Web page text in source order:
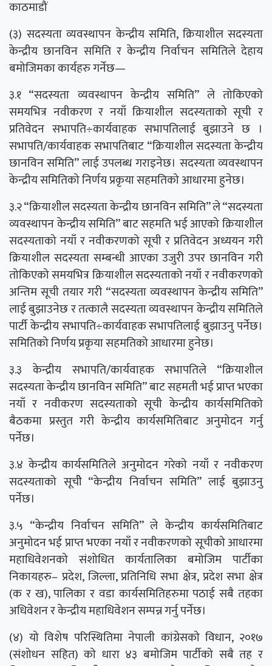
काठमाडौं
(३) सदस्यता व्यवस्थापन केन्द्रीय समिति, क्रियाशील सदस्यता
केन्द्रीय छानविन समिति र केन्द्रीय निर्वाचन समितिले देहाय
बमोजिमका कार्यहरु गर्नेछ—
३.१ “सदस्यता व्यवस्थापन केन्द्रीय समिति” ले तोकिएको
समयभित्र नवीकरण र नयाँ क्रियाशील सदस्यताको सूची र
प्रतिवेदन सभापति÷कार्यवाहक सभापतिलाई बुझाउने छ ।
सभापति/कार्यवाहक सभापतिबाट “क्रियाशील सदस्यता केन्द्रीय
छानविन समिति” लाई उपलब्ध गराइनेछ। सदस्यता व्यवस्थापन
केन्द्रीय समितिको निर्णय प्रकृया सहमतिको आधारमा हुनेछ।
३.२ “क्रियाशील सदस्यता केन्द्रीय छानविन समिति” ले “सदस्यता
व्यवस्थापन केन्द्रीय समिति” बाट सहमति भई आएको क्रियाशील
सदस्यताको नयाँ र नवीकरणको सूची र प्रतिवेदन अध्ययन गरी
क्रियाशील सदस्यता सम्बन्धी आएका उजुरी उपर छानविन गरी
तोकिएको समयभित्र क्रियाशील सदस्यताको नयाँ र नवीकरणको
अन्तिम सूची तयार गरी “सदस्यता व्यवस्थापन केन्द्रीय समिति”
लाई बुझाउनेछ र तत्कालै सदस्यता व्यवस्थापन केन्द्रीय समितिले
पार्टी केन्द्रीय सभापति÷कार्यवाहक सभापतिलाई बुझाउनु पर्नेछ।
समितिको निर्णय प्रकृया सहमतिको आधारमा हुनेछ।
३.३ केन्द्रीय सभापति/कार्यवाहक सभापतिले “क्रियाशील
सदस्यता केन्द्रीय छानविन समिति” बाट सहमती भई प्राप्त भएका
नयाँ र नवीकरण सदस्यताको सूची केन्द्रीय कार्यसमितिको
बैठकमा प्रस्तुत गरी केन्द्रीय कार्यसमितिबाट अनुमोदन गर्नु
पर्नेछ।
३.४ केन्द्रीय कार्यसमितिले अनुमोदन गरेको नयाँ र नवीकरण
सदस्यताको सूचीे “केन्द्रीय निर्वाचन समिति” लाई बुझाउनु
पर्नेछ।
३.५ “केन्द्रीय निर्वाचन समिति” ले केन्द्रीय कार्यसमितिबाट
अनुमोदन भई प्राप्त भएका नयाँ र नवीकरणको सूचीको आधारमा
महाधिवेशनको संशोधित कार्यतालिका बमोजिम पार्टीका
निकायहरु– प्रदेश, जिल्ला, प्रतिनिधि सभा क्षेत्र, प्रदेश सभा क्षेत्र
(क र ख), पालिका र वडा कार्यसमितिहरुमा पठाई सबै तहका
अधिवेशन र केन्द्रीय महाधिवेशन सम्पन्न गर्नु पर्नेछ।
(४) यो विशेष परिस्थितिमा नेपाली कांग्रेसको विधान, २०१७
(संशोधन सहित) को धारा ४३ बमोजिम पार्टीको सबै तह र